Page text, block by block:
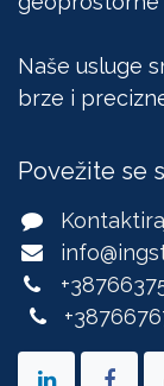
Naše usluge
brze i
Povežite se